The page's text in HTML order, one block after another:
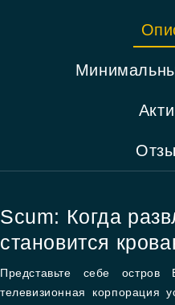
Scum: Когда
становится
Представьте себе
телевизионная корпорация